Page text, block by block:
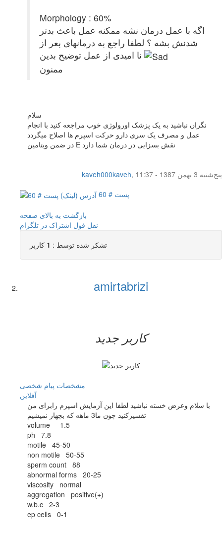
Morphology : 60%
اگه با عمل درمان نشه ممکنه عمل باعث بدتر
شدنش بشه ؟ لطفا راجع به درمانهای بعر از
ممنون
سلام
نگران نباشید به یک پزشک اورولوژی خوب مراجعه کنید با انجام
عمل و مصرف یک سری دارو حرکت اسپرم ها اصلاح میگردد
در ضمن ویتامین E نقش بسزایی در درمان شما دارد
kaveh000kaveh,
پنج‌شنبه 3 بهمن 1387 - 11:37
پست # 60
بازگشت به بالای صفحه
نقل قول اشتراک در تلگرام
تشکر شده توسط : 1 کاربر
amirtabrizi
کاربر جدید
مشخصات پیام شخصی
آفلاين
با سلام وعرض خسته نباشید لطفا این آزمایش اسپرم رابرای من
تفسیرکنید چون ما3 ماهه که بچهار نمیشیم
volume 1.5
ph 7.8
motile 45-50
non motile 50-55
sperm count 88
abnormal forms 20-25
viscosity normal
aggregation positive(+)
w.b.c 2-3
ep cells 0-1